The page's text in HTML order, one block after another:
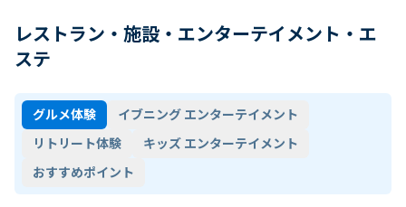
レストラン・施設・エンターテイメント・エ
ステ
グルメ体験
イブニング エンターテイメント
リトリート体験
キッズ エンターテイメント
おすすめポイント